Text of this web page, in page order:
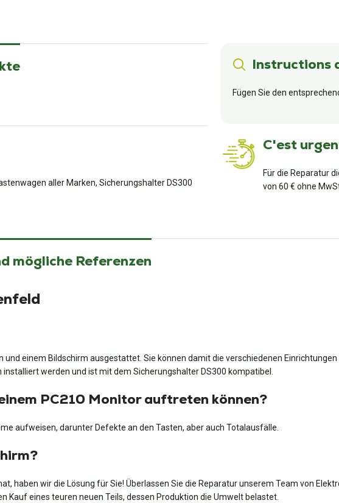
aller Marken, Sicherungshalter DS300
Instructions
Fügen Sie den
C'est
Für die Reparatur
von 60 € ohne
mögliche Referenzen
und einem Bildschirm ausgestattet. Sie können damit die verschiedenen
werden und ist mit dem Sicherungshalter DS300 kompatibel.
PC210 Monitor auftreten können?
aufweisen, darunter Defekte an den Tasten, aber auch Totalausfälle.
haben wir die Lösung für Sie! Überlassen Sie die Reparatur unserem Team von
Kauf eines teuren neuen Teils, dessen Produktion die Umwelt belastet.